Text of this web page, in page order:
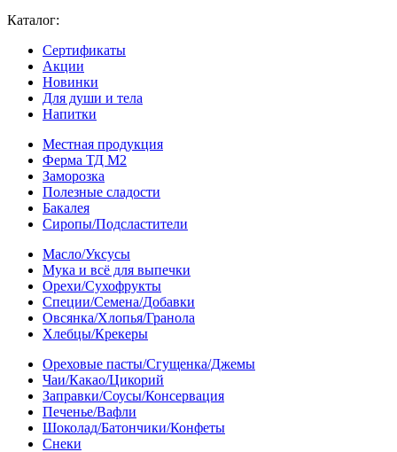
Каталог:
Сертификаты
Акции
Новинки
Для души и тела
Напитки
Местная продукция
Ферма ТД М2
Заморозка
Полезные сладости
Бакалея
Сиропы/Подсластители
Масло/Уксусы
Мука и всё для выпечки
Орехи/Сухофрукты
Специи/Семена/Добавки
Овсянка/Хлопья/Гранола
Хлебцы/Крекеры
Ореховые пасты/Сгущенка/Джемы
Чаи/Какао/Цикорий
Заправки/Соусы/Консервация
Печенье/Вафли
Шоколад/Батончики/Конфеты
Снеки